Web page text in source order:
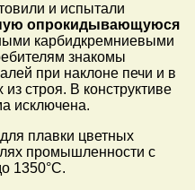
и испытали
опрокидывающуюся
карбидкремниевыми
знакомы
при наклоне печи и в
строя. В конструктиве
исключена.
плавки цветных
промышленности с
1350°C.